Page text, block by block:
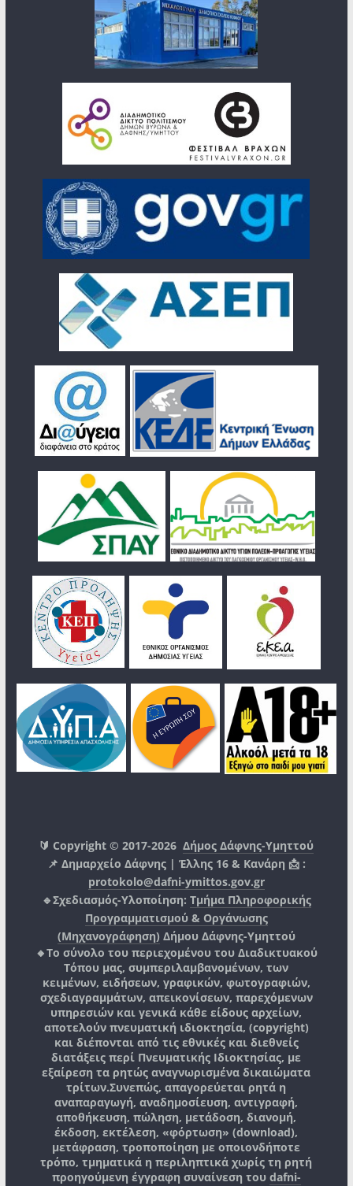
🔰 Copyright © 2017-2026Δήμος Δάφνης-Υμηττού
📌 Δημαρχείο Δάφνης | Έλλης 16 & Κανάρη 📩 :
protokolo@dafni-ymittos.gov.gr
🔹Σχεδιασμός-Υλοποίηση: Τμήμα Πληροφορικής
Προγραμματισμού & Οργάνωσης
(Μηχανογράφηση) Δήμου Δάφνης-Υμηττού
🔸Το σύνολο του περιεχομένου του Διαδικτυακού
Τόπου μας, συμπεριλαμβανομένων, των
κειμένων, ειδήσεων, γραφικών, φωτογραφιών,
σχεδιαγραμμάτων, απεικονίσεων, παρεχόμενων
υπηρεσιών και γενικά κάθε είδους αρχείων,
αποτελούν πνευματική ιδιοκτησία, (copyright)
και διέπονται από τις εθνικές και διεθνείς
διατάξεις περί Πνευματικής Ιδιοκτησίας, με
εξαίρεση τα ρητώς αναγνωρισμένα δικαιώματα
τρίτων.Συνεπώς, απαγορεύεται ρητά η
αναπαραγωγή, αναδημοσίευση, αντιγραφή,
αποθήκευση, πώληση, μετάδοση, διανομή,
έκδοση, εκτέλεση, «φόρτωση» (download),
μετάφραση, τροποποίηση με οποιονδήποτε
τρόπο, τμηματικά η περιληπτικά χωρίς τη ρητή
προηγούμενη έγγραφη συναίνεση του dafni-